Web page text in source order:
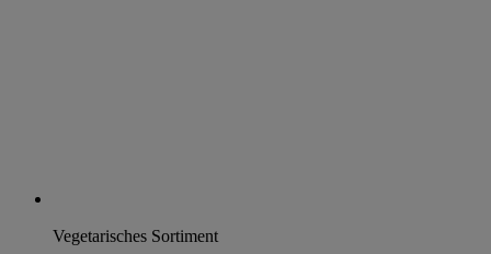
Vegetarisches Sortiment